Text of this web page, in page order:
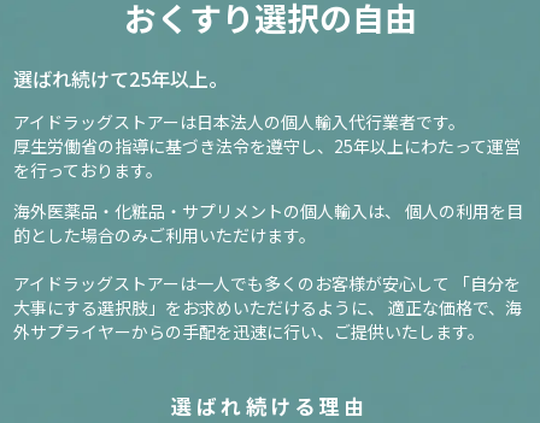
おくすり選択の自由
選ばれ続けて25年以上。
アイドラッグストアーは日本法人の個人輸入代行業者です。
厚生労働省の指導に基づき法令を遵守し、 25年以上にわたって運営
を行っております。
海外医薬品・化粧品・サプリメントの個人輸入は、
個人の利用を目
的とした場合のみご利用いただけます。
アイドラッグストアーは一人でも多くのお客様が安心して
「自分を
大事にする選択肢」をお求めいただけるように、
適正な価格で、海
外サプライヤーからの手配を迅速に行い、ご提供いたします。
選ばれ続ける理由